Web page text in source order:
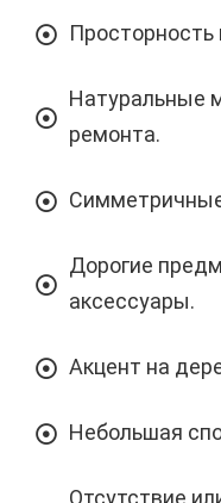
Натуральные
ремонта.
Дорогие
аксессуары.
Акцент на
Небольшая
Отсутствие